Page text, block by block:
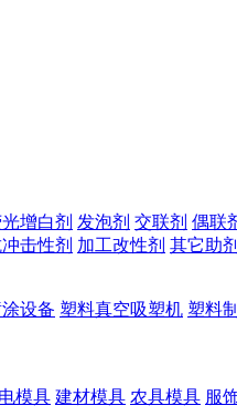
增白剂 发泡剂 交联剂 偶联
击性剂 加工改性剂 其它助剂
设备 塑料真空吸塑机 塑料
模具 建材模具 农具模具 服